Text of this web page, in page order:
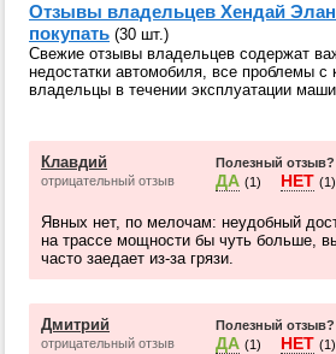
Отзывы владельцев Хендай
покупать (30 шт.)
Свежие отзывы владельцев содержат
недостатки автомобиля, все проблемы с
владельцы в течении эксплуатации
Клавдий
отрицательный отзыв
Полезный отзыв?
ДА (1) НЕТ (1)
Явных нет, по мелочам: неудобный
на трассе мощности бы чуть больше,
часто заедает из-за грязи.
Дмитрий
отрицательный отзыв
Полезный отзыв?
ДА (1) НЕТ (1)